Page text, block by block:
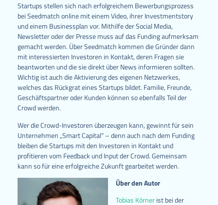
Startups stellen sich nach erfolgreichem Bewerbungsprozess
bei Seedmatch online mit einem Video, ihrer Investmentstory
und einem Businessplan vor. Mithilfe der Social Media,
Newsletter oder der Presse muss auf das Funding aufmerksam
gemacht werden. Über Seedmatch kommen die Gründer dann
mit interessierten Investoren in Kontakt, deren Fragen sie
beantworten und die sie direkt über News informieren sollten.
Wichtig ist auch die Aktivierung des eigenen Netzwerkes,
welches das Rückgrat eines Startups bildet. Familie, Freunde,
Geschäftspartner oder Kunden können so ebenfalls Teil der
Crowd werden.
Wer die Crowd-Investoren überzeugen kann, gewinnt für sein
Unternehmen „Smart Capital“ – denn auch nach dem Funding
bleiben die Startups mit den Investoren in Kontakt und
profitieren vom Feedback und Input der Crowd. Gemeinsam
kann so für eine erfolgreiche Zukunft gearbeitet werden.
Über den Autor
Tobias Körnerist bei der